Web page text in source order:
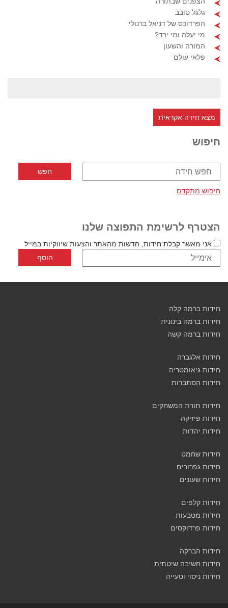
גלגל סובב
הפרדוכס של דניאל ברנולי
מי יעלה ומי ירד?
המורה והשעון
פלאי עולם
מצא חידה אקראית
חיפוש
חיפוש מתקדם
הצטרף לרשימת התפוצה שלנו
אני מאשר קבלת חידות, חדשות מהאתר והצעות שיווקיות במייל
חידות ברמה קלה
חידות ברמה בינונית
חידות ברמה קשה
חידות אלגברה
חידות גיאומטריה
חידות הסתברות
חידות תורת המשחקים
חידות פיזיקה
חידות יהדות
חידות שחמט
חידות גפרורים
חידות שעונים
חידות קלפים
חידות מטבעות
חידות פרדוקסים
חידות הברקה
חידות חשיבה שיטתית
חידות ניסוי וטעייה